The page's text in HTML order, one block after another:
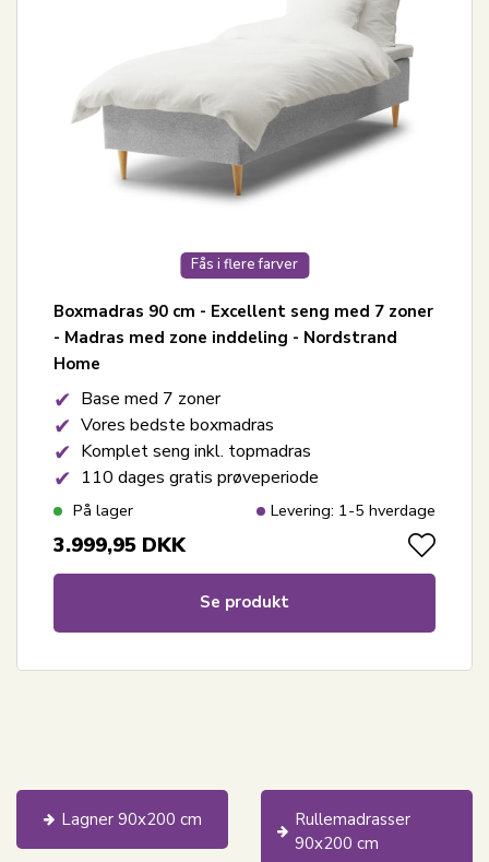
Fås i flere farver
Boxmadras 90 cm - Excellent seng med 7 zoner
- Madras med zone inddeling - Nordstrand
Home
På lager Levering: 1-5 hverdage
Base med 7 zoner
Vores bedste boxmadras
Komplet seng inkl. topmadras
110 dages gratis prøveperiode
3.999,95 DKK
Se produkt
Lagner 90x200 cm
Rullemadrasser
90x200 cm